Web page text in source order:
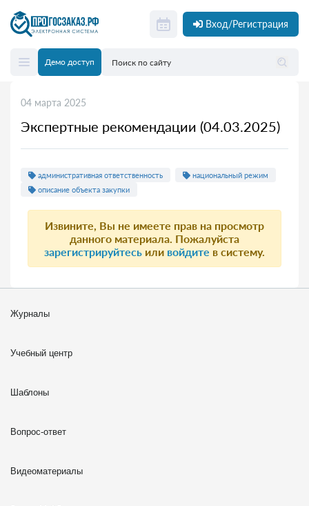
Вход/Регистрация
Демо доступ
04 марта 2025
Экспертные рекомендации (04.03.2025)
административная ответственность
национальный режим
описание объекта закупки
Извините, Вы не имеете прав на просмотр
данного материала. Пожалуйста
зарегистрируйтесь или войдите в систему.
Журналы
Учебный центр
Шаблоны
Вопрос-ответ
Видеоматериалы